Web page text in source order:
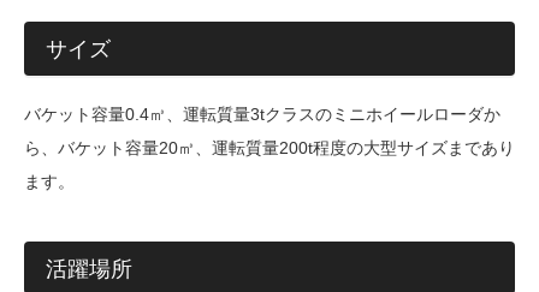
サイズ
バケット容量0.4㎥、運転質量3tクラスのミニホイールローダか
ら、バケット容量20㎥、運転質量200t程度の大型サイズまであり
ます。
活躍場所